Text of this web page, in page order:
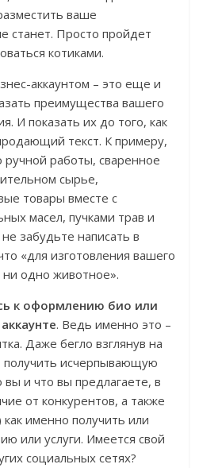
ваше
станет. Просто пройдет
котиками.
аккаунтом – это еще и
преимущества вашего
И показать их до того, как
текст. К примеру,
работы, сваренное
сырье,
товары вместе с
масел, пучками трав и
забудьте написать в
«для изготовления вашего
одно животное».
к оформлению био или
. Ведь именно это –
Даже бегло взглянув на
получить исчерпывающую
и что вы предлагаете, в
от конкурентов, а также
именно получить или
или услуги. Имеется свой
социальных сетях?